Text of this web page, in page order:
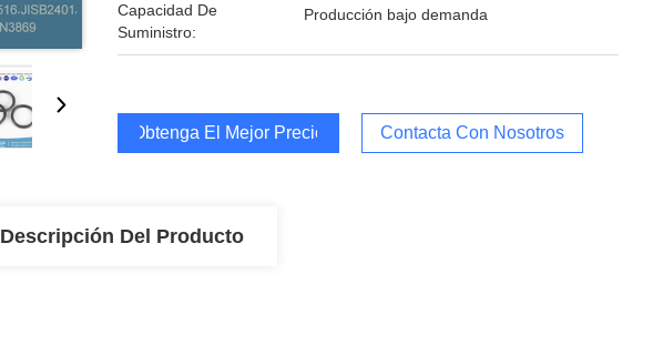
Capacidad De
Suministro:
Producción bajo demanda
Obtenga El Mejor Precio Contacta Con Nosotros
Descripción Del Producto